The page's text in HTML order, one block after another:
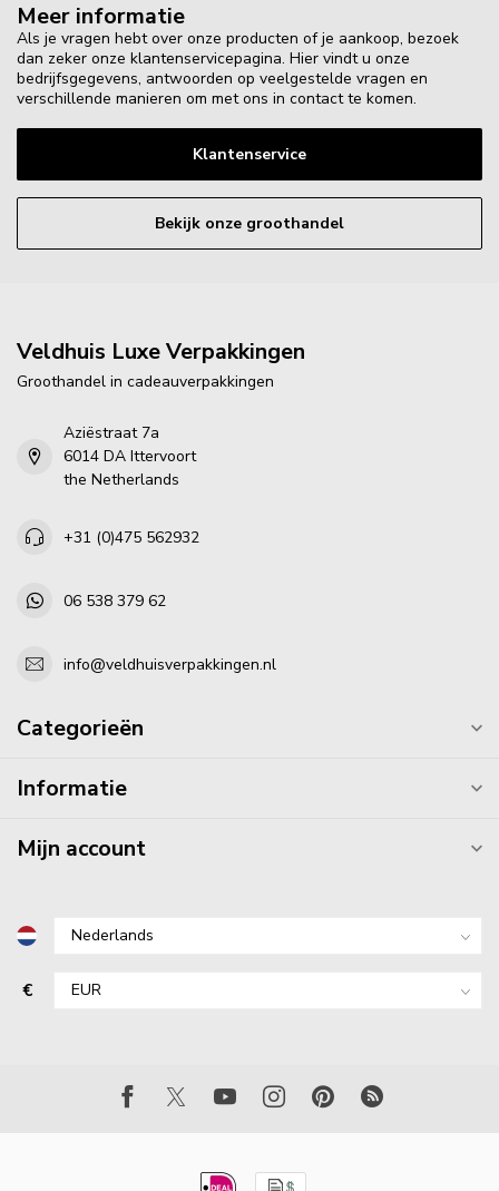
Meer informatie
Als je vragen hebt over onze producten of je aankoop, bezoek
dan zeker onze klantenservicepagina. Hier vindt u onze
bedrijfsgegevens, antwoorden op veelgestelde vragen en
verschillende manieren om met ons in contact te komen.
Klantenservice
Bekijk onze groothandel
Veldhuis Luxe Verpakkingen
Groothandel in cadeauverpakkingen
Aziëstraat 7a
6014 DA Ittervoort
the Netherlands
+31 (0)475 562932
06 538 379 62
info@veldhuisverpakkingen.nl
Categorieën
Informatie
Mijn account
€